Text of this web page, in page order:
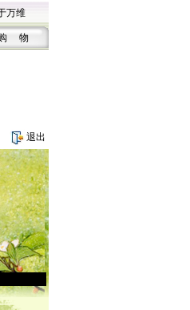
万维
物
退出